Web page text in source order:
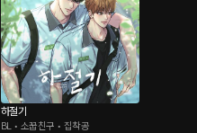
하절기
BL • 소꿉친구 • 집착공